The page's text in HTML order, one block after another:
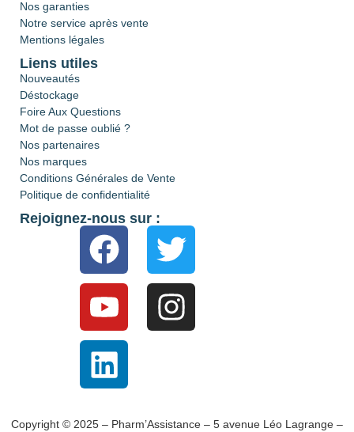
Nos garanties
Notre service après vente
Mentions légales
Liens utiles
Nouveautés
Déstockage
Foire Aux Questions
Mot de passe oublié ?
Nos partenaires
Nos marques
Conditions Générales de Vente
Politique de confidentialité
Rejoignez-nous sur :
Copyright © 2025 – Pharm’Assistance – 5 avenue Léo Lagrange –